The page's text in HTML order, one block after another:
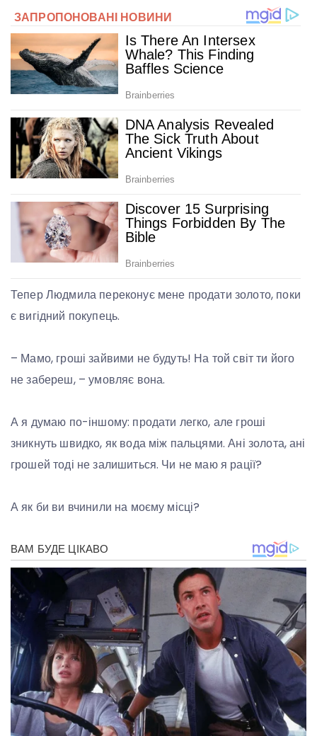
Тепер Людмила переконує мене продати золото, поки
є вигідний покупець.
– Мамо, гроші зайвими не будуть! На той світ ти його
не забереш, – умовляє вона.
А я думаю по-іншому: продати легко, але гроші
зникнуть швидко, як вода між пальцями. Ані золота, ані
грошей тоді не залишиться. Чи не маю я рації?
А як би ви вчинили на моєму місці?